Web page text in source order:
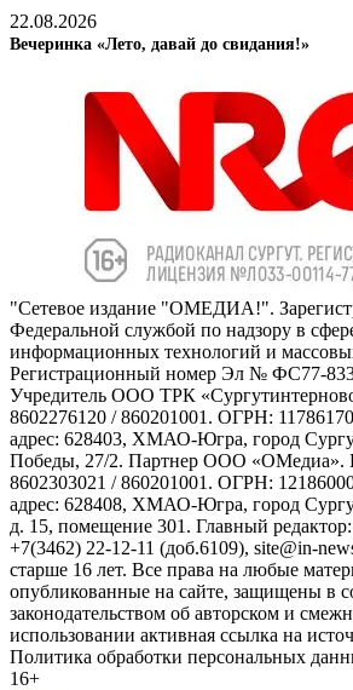
22.08.2026
Вечеринка «Лето, давай до свидания!»
"Сетевое издание "ОМЕДИА!".
Федеральной службой по надзору в
информационных технологий и
Регистрационный номер Эл № ФС77-
Учредитель ООО ТРК
8602276120 / 860201001. ОГРН:
адрес: 628403, ХМАО-Югра, город
Победы, 27/2. Партнер ООО
8602303021 / 860201001. ОГРН:
адрес: 628408, ХМАО-Югра, город
д. 15, помещение 301. Главный
+7(3462) 22-12-11 (доб.6109), site@in-
старше 16 лет. Все права на любые
опубликованные на сайте, защищены в
законодательством об авторском и
использовании активная ссылка на
Политика обработки персональных
16+